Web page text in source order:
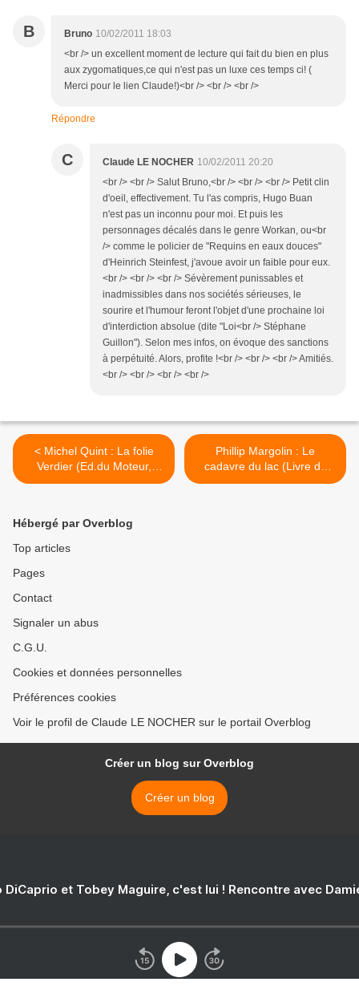
B Bruno 10/02/2011 18:03
<br /> un excellent moment de lecture qui fait du bien en plus
aux zygomatiques,ce qui n'est pas un luxe ces temps ci! (
Merci pour le lien Claude!)<br /> <br /> <br />
Répondre
C Claude LE NOCHER 10/02/2011 20:20
<br /> <br /> Salut Bruno,<br /> <br /> <br /> Petit clin
d'oeil, effectivement. Tu l'as compris, Hugo Buan
n'est pas un inconnu pour moi. Et puis les
personnages décalés dans le genre Workan, ou<br
/> comme le policier de "Requins en eaux douces"
d'Heinrich Steinfest, j'avoue avoir un faible pour eux.
<br /> <br /> <br /> Sévèrement punissables et
inadmissibles dans nos sociétés sérieuses, le
sourire et l'humour feront l'objet d'une prochaine loi
d'interdiction absolue (dite "Loi<br /> Stéphane
Guillon"). Selon mes infos, on évoque des sanctions
à perpétuité. Alors, profite !<br /> <br /> <br /> Amitiés.
<br /> <br /> <br /> <br />
< Michel Quint : La folie
Verdier (Ed.du Moteur,
2011)
Phillip Margolin : Le
cadavre du lac (Livre de
Poche) >
Hébergé par Overblog
Top articles
Pages
Contact
Signaler un abus
C.G.U.
Cookies et données personnelles
Préférences cookies
Voir le profil de Claude LE NOCHER sur le portail Overblog
Créer un blog sur Overblog
Créer un blog
DiCaprio et Tobey Maguire, c'est lui ! Rencontre avec